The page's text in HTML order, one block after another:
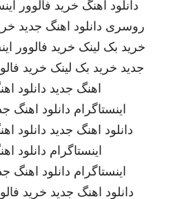
دانلود اهنگ خرید فالوور
روسری دانلود اهنگ جدید
خرید بک لینک خرید فالوور
جدید خرید بک لینک خرید
اهنگ جدید دانلود
اینستاگرام دانلود اهنگ
دانلود اهنگ جدید دانلود
اینستاگرام دانلود
اینستاگرام دانلود اهنگ
دانلود اهنگ جدید خرید